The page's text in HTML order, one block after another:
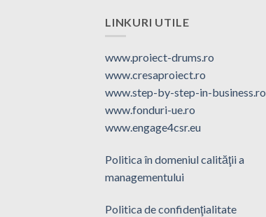
LINKURI UTILE
www.proiect-drums.ro
www.cresaproiect.ro
www.step-by-step-in-business.ro
www.fonduri-ue.ro
www.engage4csr.eu
Politica în domeniul calităţii a
managementului
Politica de confidenţialitate